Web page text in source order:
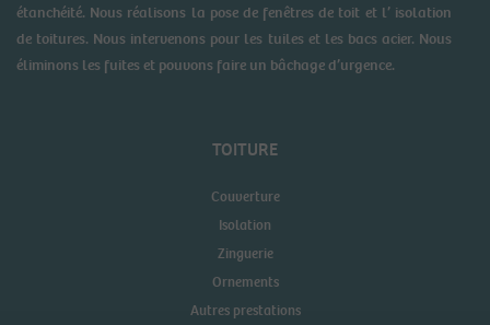
étanchéité. Nous réalisons la pose de fenêtres de toit et l’ isolation
de toitures. Nous intervenons pour les tuiles et les bacs acier. Nous
éliminons les fuites et pouvons faire un bâchage d’urgence.
TOITURE
Couverture
Isolation
Zinguerie
Ornements
Autres prestations